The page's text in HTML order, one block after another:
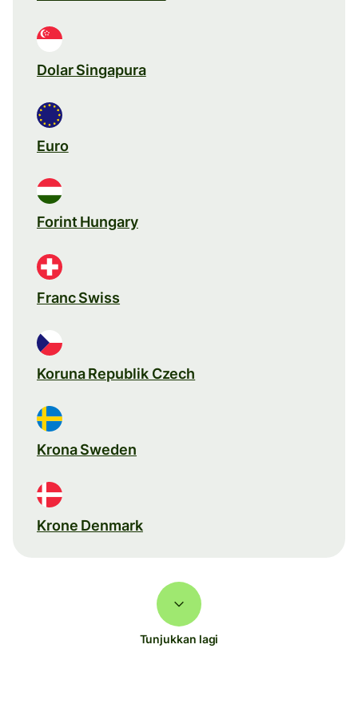
Dolar Singapura
Euro
Forint Hungary
Franc Swiss
Koruna Republik Czech
Krona Sweden
Krone Denmark
Tunjukkan lagi